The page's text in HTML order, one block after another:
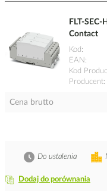
FLT-
Contact
Kod
EAN
Kod
Producent
Cena brutto
Dodaj do porównania
Do ustalenia